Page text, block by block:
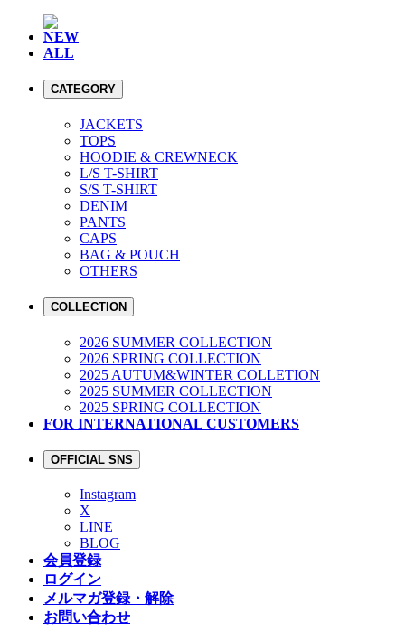
NEW
ALL
CATEGORY
JACKETS
TOPS
HOODIE & CREWNECK
L/S T-SHIRT
S/S T-SHIRT
DENIM
PANTS
CAPS
BAG & POUCH
OTHERS
COLLECTION
2026 SUMMER COLLECTION
2026 SPRING COLLECTION
2025 AUTUM&WINTER COLLETION
2025 SUMMER COLLECTION
2025 SPRING COLLECTION
FOR INTERNATIONAL CUSTOMERS
OFFICIAL SNS
Instagram
X
LINE
BLOG
会員登録
ログイン
メルマガ登録・解除
お問い合わせ